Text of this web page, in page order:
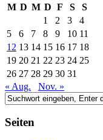
M D M D F S
S
1
2 3
4
5
6 7 8 9 10 11
12 13 14 15 16 17 18
19 20 21 22 23 24 25
26 27 28 29 30 31
« Aug.
Nov. »
Seiten